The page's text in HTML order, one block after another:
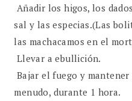
Añadir los higos, los
sal y las especias.(Las
las machacamos en el
Llevar a ebullición.
Bajar el fuego y
menudo, durante 1 hora.